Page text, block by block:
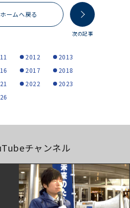
ホームへ戻る
次の記事
2012
2013
2017
2018
2022
2023
チャンネル